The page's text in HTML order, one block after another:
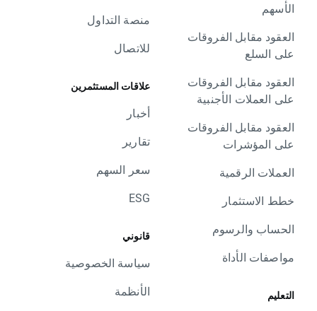
الأسهم
العقود مقابل الفروقات
على السلع
العقود مقابل الفروقات
على العملات الأجنبية
العقود مقابل الفروقات
على المؤشرات
العملات الرقمية
خطط الاستثمار
الحساب والرسوم
مواصفات الأداة
التعليم
منصة التداول
للاتصال
علاقات المستثمرين
أخبار
تقارير
سعر السهم
ESG
قانوني
سياسة الخصوصية
الأنظمة